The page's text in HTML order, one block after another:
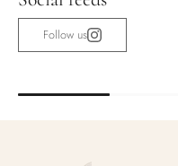
Follow us